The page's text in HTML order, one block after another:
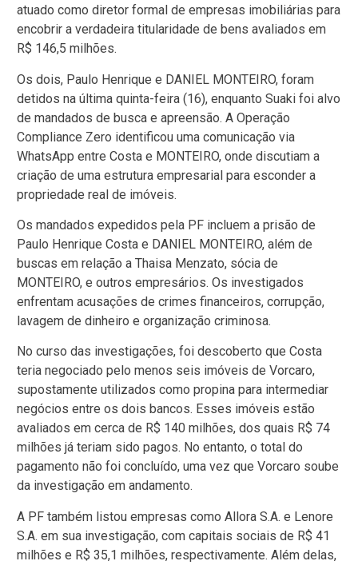
atuado como diretor formal de empresas imobiliárias para
encobrir a verdadeira titularidade de bens avaliados em
R$ 146,5 milhões.
Os dois, Paulo Henrique e DANIEL MONTEIRO, foram
detidos na última quinta-feira (16), enquanto Suaki foi alvo
de mandados de busca e apreensão. A Operação
Compliance Zero identificou uma comunicação via
WhatsApp entre Costa e MONTEIRO, onde discutiam a
criação de uma estrutura empresarial para esconder a
propriedade real de imóveis.
Os mandados expedidos pela PF incluem a prisão de
Paulo Henrique Costa e DANIEL MONTEIRO, além de
buscas em relação a Thaisa Menzato, sócia de
MONTEIRO, e outros empresários. Os investigados
enfrentam acusações de crimes financeiros, corrupção,
lavagem de dinheiro e organização criminosa.
No curso das investigações, foi descoberto que Costa
teria negociado pelo menos seis imóveis de Vorcaro,
supostamente utilizados como propina para intermediar
negócios entre os dois bancos. Esses imóveis estão
avaliados em cerca de R$ 140 milhões, dos quais R$ 74
milhões já teriam sido pagos. No entanto, o total do
pagamento não foi concluído, uma vez que Vorcaro soube
da investigação em andamento.
A PF também listou empresas como Allora S.A. e Lenore
S.A. em sua investigação, com capitais sociais de R$ 41
milhões e R$ 35,1 milhões, respectivamente. Além delas,